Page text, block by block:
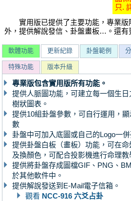
只.
實用版已提供了主要功能，專業
外，提供解說發信、卦盤畫板…。還
軟體功能 更新紀錄 卦盤範例
特殊功能 版本升級
專業版包含實用版所有功能。
提供人脈圖功能，可建立每一個生
樹狀圖表。
提供10組卦盤參數，可自行運用，
數
卦盤中可加入底圖或自己的Logo一併
提供卦盤白板（畫板）功能，可在
及換顏色，可配合投影機進行命理教
提供將卦盤存成圖檔GIF、PNG、
於其他軟件中。
提供解說發送到E-Mail電子信箱。
觀看 NCC-916 六爻占卦